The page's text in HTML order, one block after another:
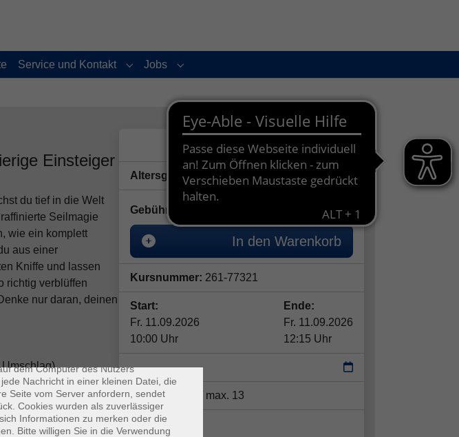
Service und Kontakt
Submenu for "Service und Kontakt"
Jobs
Submenu for "Jobs"
Einsteiger
du tief in die Welt
Seilmagie
wie ein komplett
aus einer
Kniffe und lassen
richtig verblüffen
nur daran, deinen
Altersgruppe: 8 - 12 Jahre
Gebühr: 24,00€
In den Warenkorb
Kursnummer: 261-77321
Start:
Fr. 11.09.2026
10:00 Uhr
Ende:
Fr. 11.09.2026
12:15 Uhr
Plätze: min. 7 / max. 13
Dozent*in:
dem Computer des Nutzers
Nachricht in einer kleinen Datei, die
Seite vom Server anfordern, sendet
Cookies wurden als zuverlässiger
Informationen zu merken oder die
Bitte willigen Sie in die Verwendung
×